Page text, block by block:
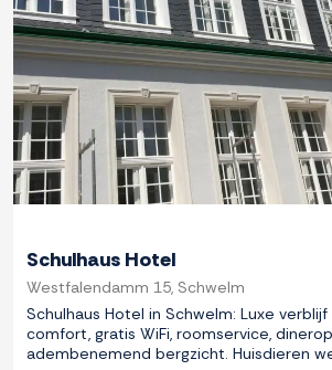
Schulhaus Hotel
Westfalendamm 15, Schwelm
Schulhaus Hotel in Schwelm: Luxe
comfort, gratis WiFi, roomservice,
adembenemend bergzicht. Huisdieren